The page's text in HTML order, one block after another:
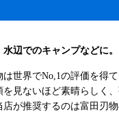
辺でのキャンプなどに。
世界でNo,1の評価を得
を見ないほど素晴らしく
が推奨するのは富田刃